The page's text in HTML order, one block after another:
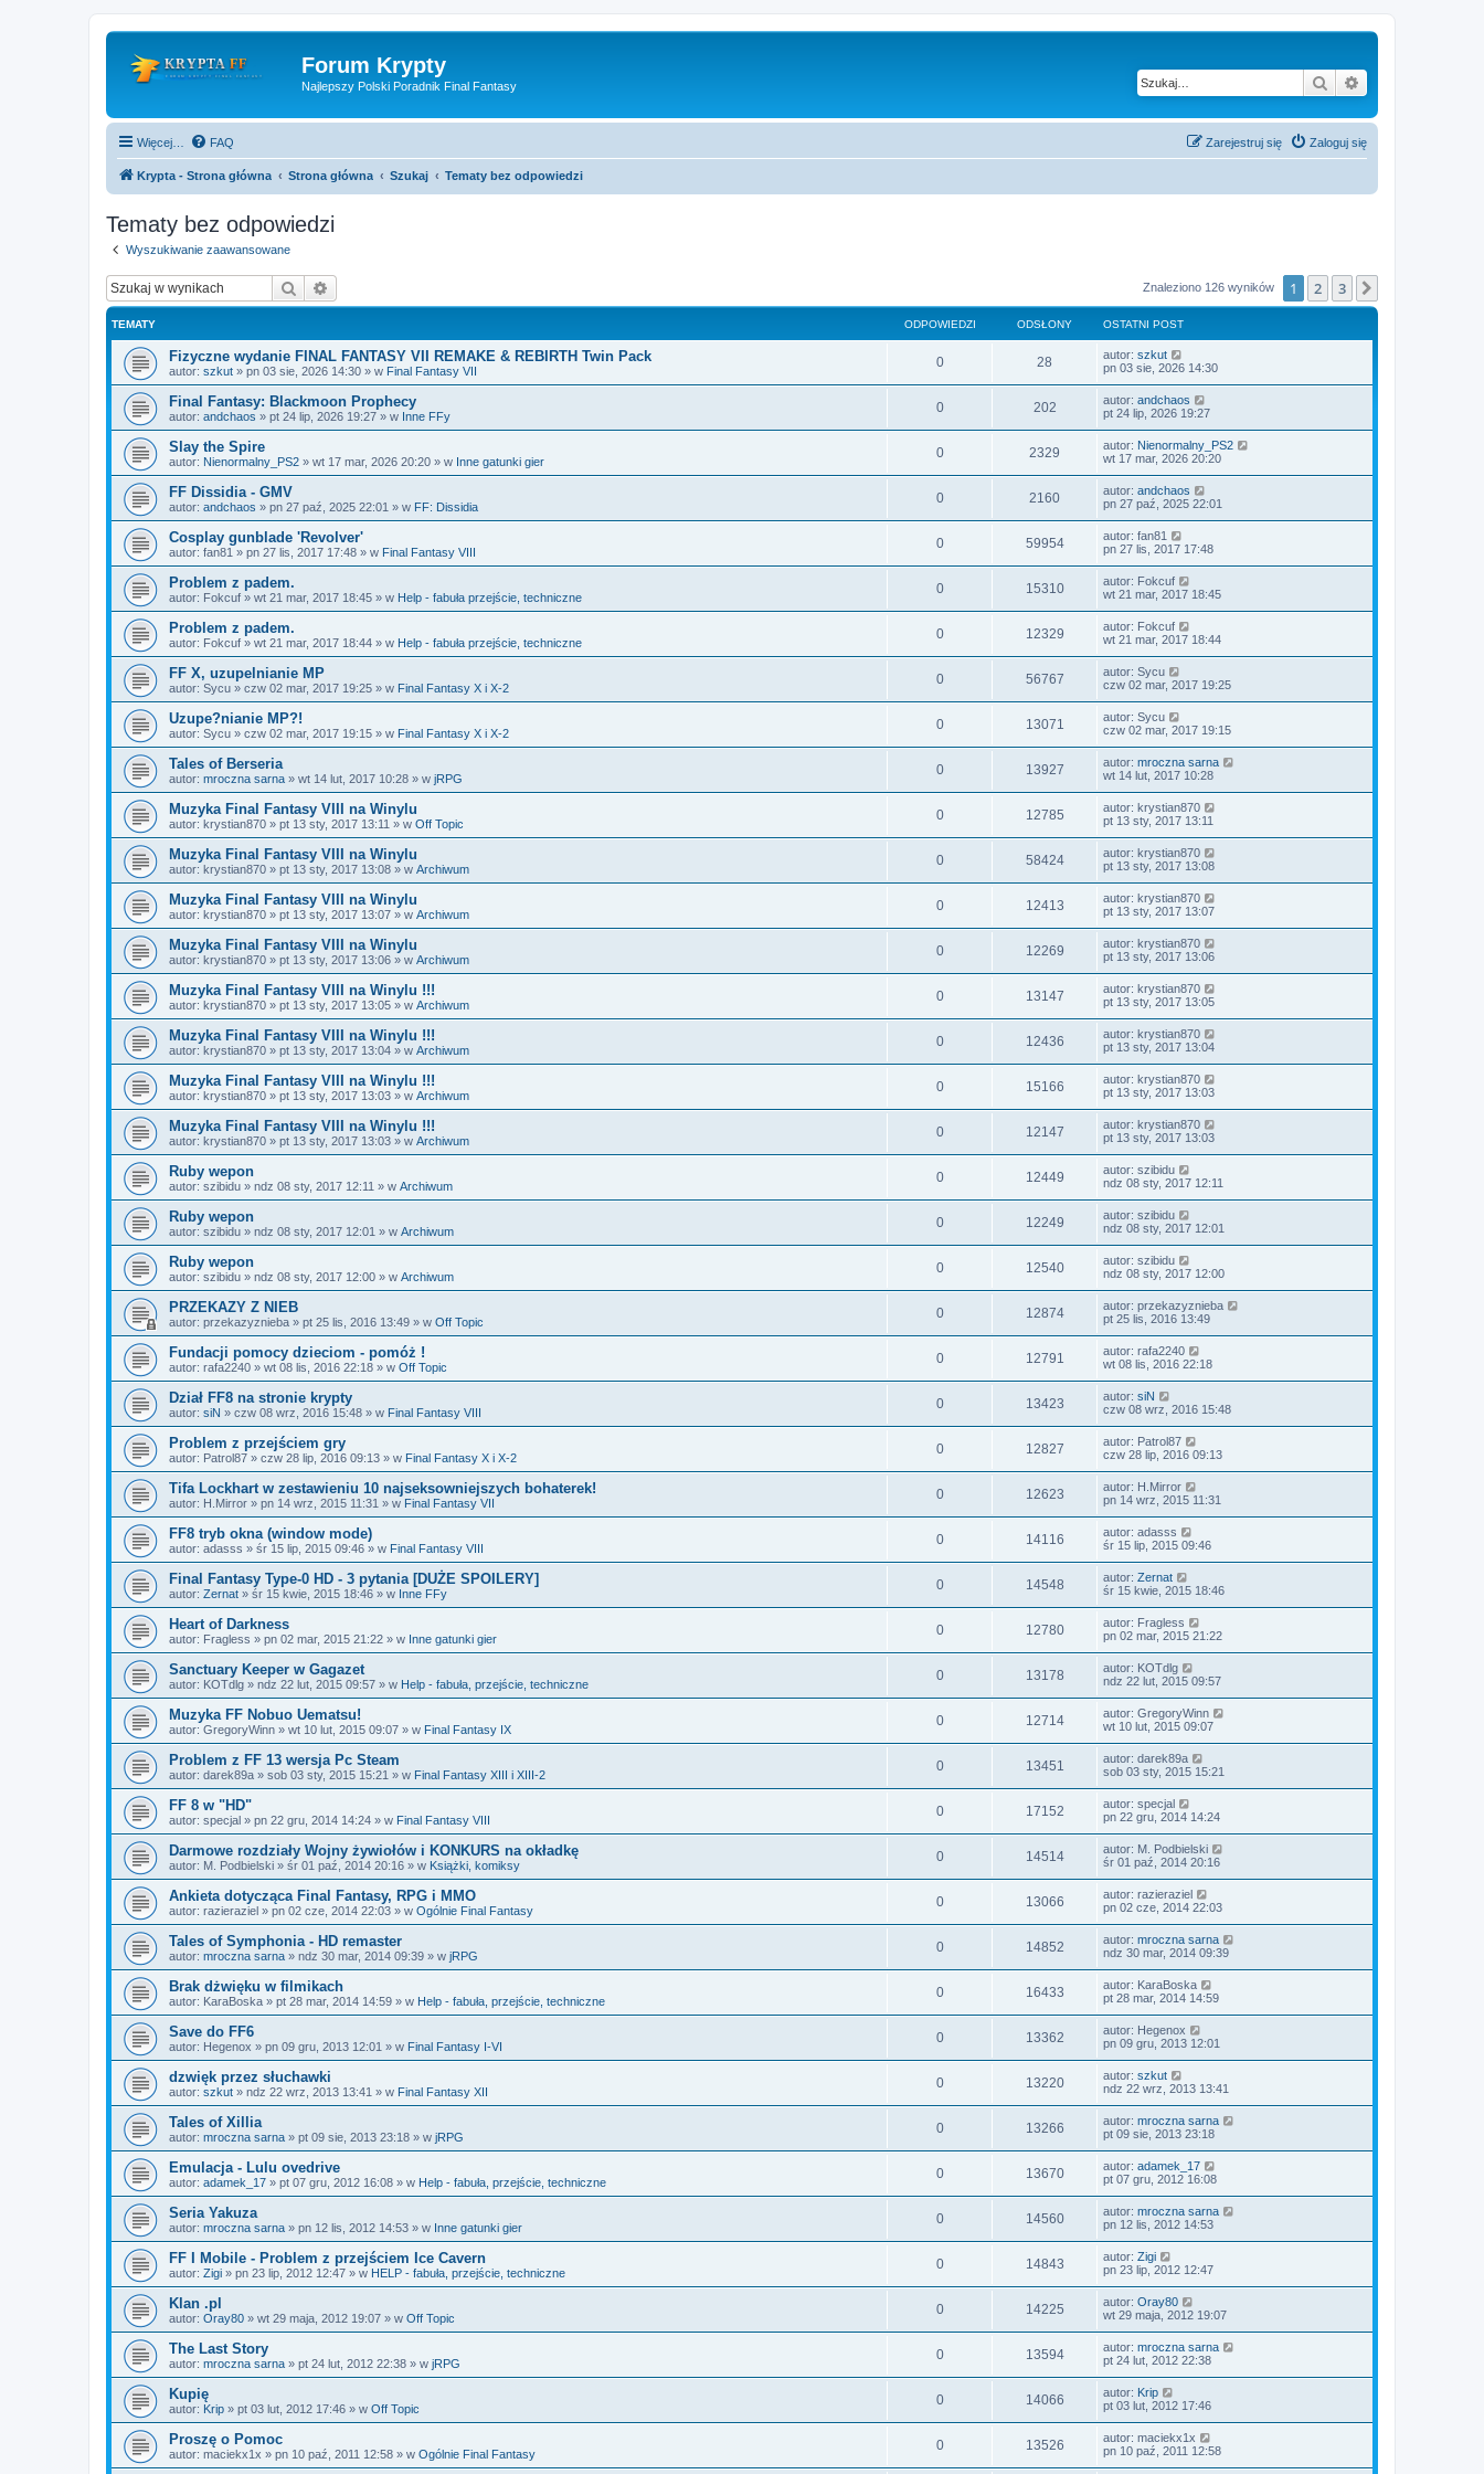
Forum Krypty
Najlepszy Polski Poradnik Final Fantasy Szukaj
Więcej… FAQ Zaloguj się
Zarejestruj się
Krypta - Strona główna Strona główna Szukaj Tematy bez odpowiedzi
Tematy bez odpowiedzi
Wyszukiwanie zaawansowane
Szukaj Znaleziono 126 wyników 1 2 3
TEMATY ODPOWIEDZI ODSŁONY OSTATNI POST
Fizyczne wydanie FINAL FANTASY VII REMAKE & REBIRTH Twin Pack
autor: szkut » pn 03 sie, 2026 14:30 » w Final Fantasy VII
0 28 autor: szkut
pn 03 sie, 2026 14:30
Final Fantasy: Blackmoon Prophecy
autor: andchaos » pt 24 lip, 2026 19:27 » w Inne FFy
0 202 autor: andchaos
pt 24 lip, 2026 19:27
Slay the Spire
autor: Nienormalny_PS2 » wt 17 mar, 2026 20:20 » w Inne gatunki gier
0 2329 autor: Nienormalny_PS2
wt 17 mar, 2026 20:20
FF Dissidia - GMV
autor: andchaos » pn 27 paź, 2025 22:01 » w FF: Dissidia
0 2160 autor: andchaos
pn 27 paź, 2025 22:01
Cosplay gunblade 'Revolver'
autor: fan81 » pn 27 lis, 2017 17:48 » w Final Fantasy VIII
0 59954 autor: fan81
pn 27 lis, 2017 17:48
Problem z padem.
autor: Fokcuf » wt 21 mar, 2017 18:45 » w Help - fabuła przejście, techniczne
0 15310 autor: Fokcuf
wt 21 mar, 2017 18:45
Problem z padem.
autor: Fokcuf » wt 21 mar, 2017 18:44 » w Help - fabuła przejście, techniczne
0 12329 autor: Fokcuf
wt 21 mar, 2017 18:44
FF X, uzupelnianie MP
autor: Sycu » czw 02 mar, 2017 19:25 » w Final Fantasy X i X-2
0 56767 autor: Sycu
czw 02 mar, 2017 19:25
Uzupe?nianie MP?!
autor: Sycu » czw 02 mar, 2017 19:15 » w Final Fantasy X i X-2
0 13071 autor: Sycu
czw 02 mar, 2017 19:15
Tales of Berseria
autor: mroczna sarna » wt 14 lut, 2017 10:28 » w jRPG
0 13927 autor: mroczna sarna
wt 14 lut, 2017 10:28
Muzyka Final Fantasy VIII na Winylu
autor: krystian870 » pt 13 sty, 2017 13:11 » w Off Topic
0 12785 autor: krystian870
pt 13 sty, 2017 13:11
Muzyka Final Fantasy VIII na Winylu
autor: krystian870 » pt 13 sty, 2017 13:08 » w Archiwum
0 58424 autor: krystian870
pt 13 sty, 2017 13:08
Muzyka Final Fantasy VIII na Winylu
autor: krystian870 » pt 13 sty, 2017 13:07 » w Archiwum
0 12413 autor: krystian870
pt 13 sty, 2017 13:07
Muzyka Final Fantasy VIII na Winylu
autor: krystian870 » pt 13 sty, 2017 13:06 » w Archiwum
0 12269 autor: krystian870
pt 13 sty, 2017 13:06
Muzyka Final Fantasy VIII na Winylu !!!
autor: krystian870 » pt 13 sty, 2017 13:05 » w Archiwum
0 13147 autor: krystian870
pt 13 sty, 2017 13:05
Muzyka Final Fantasy VIII na Winylu !!!
autor: krystian870 » pt 13 sty, 2017 13:04 » w Archiwum
0 12436 autor: krystian870
pt 13 sty, 2017 13:04
Muzyka Final Fantasy VIII na Winylu !!!
autor: krystian870 » pt 13 sty, 2017 13:03 » w Archiwum
0 15166 autor: krystian870
pt 13 sty, 2017 13:03
Muzyka Final Fantasy VIII na Winylu !!!
autor: krystian870 » pt 13 sty, 2017 13:03 » w Archiwum
0 12147 autor: krystian870
pt 13 sty, 2017 13:03
Ruby wepon
autor: szibidu » ndz 08 sty, 2017 12:11 » w Archiwum
0 12449 autor: szibidu
ndz 08 sty, 2017 12:11
Ruby wepon
autor: szibidu » ndz 08 sty, 2017 12:01 » w Archiwum
0 12249 autor: szibidu
ndz 08 sty, 2017 12:01
Ruby wepon
autor: szibidu » ndz 08 sty, 2017 12:00 » w Archiwum
0 12540 autor: szibidu
ndz 08 sty, 2017 12:00
PRZEKAZY Z NIEB
autor: przekazyznieba » pt 25 lis, 2016 13:49 » w Off Topic
0 12874 autor: przekazyznieba
pt 25 lis, 2016 13:49
Fundacji pomocy dzieciom - pomóż !
autor: rafa2240 » wt 08 lis, 2016 22:18 » w Off Topic
0 12791 autor: rafa2240
wt 08 lis, 2016 22:18
Dział FF8 na stronie krypty
autor: siN » czw 08 wrz, 2016 15:48 » w Final Fantasy VIII
0 13423 autor: siN
czw 08 wrz, 2016 15:48
Problem z przejściem gry
autor: Patrol87 » czw 28 lip, 2016 09:13 » w Final Fantasy X i X-2
0 12827 autor: Patrol87
czw 28 lip, 2016 09:13
Tifa Lockhart w zestawieniu 10 najseksowniejszych bohaterek!
autor: H.Mirror » pn 14 wrz, 2015 11:31 » w Final Fantasy VII
0 12623 autor: H.Mirror
pn 14 wrz, 2015 11:31
FF8 tryb okna (window mode)
autor: adasss » śr 15 lip, 2015 09:46 » w Final Fantasy VIII
0 14116 autor: adasss
śr 15 lip, 2015 09:46
Final Fantasy Type-0 HD - 3 pytania [DUŻE SPOILERY]
autor: Zernat » śr 15 kwie, 2015 18:46 » w Inne FFy
0 14548 autor: Zernat
śr 15 kwie, 2015 18:46
Heart of Darkness
autor: Fragless » pn 02 mar, 2015 21:22 » w Inne gatunki gier
0 12780 autor: Fragless
pn 02 mar, 2015 21:22
Sanctuary Keeper w Gagazet
autor: KOTdlg » ndz 22 lut, 2015 09:57 » w Help - fabuła, przejście, techniczne
0 13178 autor: KOTdlg
ndz 22 lut, 2015 09:57
Muzyka FF Nobuo Uematsu!
autor: GregoryWinn » wt 10 lut, 2015 09:07 » w Final Fantasy IX
0 12714 autor: GregoryWinn
wt 10 lut, 2015 09:07
Problem z FF 13 wersja Pc Steam
autor: darek89a » sob 03 sty, 2015 15:21 » w Final Fantasy XIII i XIII-2
0 13451 autor: darek89a
sob 03 sty, 2015 15:21
FF 8 w "HD"
autor: specjal » pn 22 gru, 2014 14:24 » w Final Fantasy VIII
0 17152 autor: specjal
pn 22 gru, 2014 14:24
Darmowe rozdziały Wojny żywiołów i KONKURS na okładkę
autor: M. Podbielski » śr 01 paź, 2014 20:16 » w Książki, komiksy
0 14514 autor: M. Podbielski
śr 01 paź, 2014 20:16
Ankieta dotycząca Final Fantasy, RPG i MMO
autor: razieraziel » pn 02 cze, 2014 22:03 » w Ogólnie Final Fantasy
0 13066 autor: razieraziel
pn 02 cze, 2014 22:03
Tales of Symphonia - HD remaster
autor: mroczna sarna » ndz 30 mar, 2014 09:39 » w jRPG
0 14852 autor: mroczna sarna
ndz 30 mar, 2014 09:39
Brak dżwięku w filmikach
autor: KaraBoska » pt 28 mar, 2014 14:59 » w Help - fabuła, przejście, techniczne
0 16433 autor: KaraBoska
pt 28 mar, 2014 14:59
Save do FF6
autor: Hegenox » pn 09 gru, 2013 12:01 » w Final Fantasy I-VI
0 13362 autor: Hegenox
pn 09 gru, 2013 12:01
dzwięk przez słuchawki
autor: szkut » ndz 22 wrz, 2013 13:41 » w Final Fantasy XII
0 13220 autor: szkut
ndz 22 wrz, 2013 13:41
Tales of Xillia
autor: mroczna sarna » pt 09 sie, 2013 23:18 » w jRPG
0 13266 autor: mroczna sarna
pt 09 sie, 2013 23:18
Emulacja - Lulu ovedrive
autor: adamek_17 » pt 07 gru, 2012 16:08 » w Help - fabuła, przejście, techniczne
0 13670 autor: adamek_17
pt 07 gru, 2012 16:08
Seria Yakuza
autor: mroczna sarna » pn 12 lis, 2012 14:53 » w Inne gatunki gier
0 14560 autor: mroczna sarna
pn 12 lis, 2012 14:53
FF I Mobile - Problem z przejściem Ice Cavern
autor: Zigi » pn 23 lip, 2012 12:47 » w HELP - fabuła, przejście, techniczne
0 14843 autor: Zigi
pn 23 lip, 2012 12:47
Klan .pl
autor: Oray80 » wt 29 maja, 2012 19:07 » w Off Topic
0 14225 autor: Oray80
wt 29 maja, 2012 19:07
The Last Story
autor: mroczna sarna » pt 24 lut, 2012 22:38 » w jRPG
0 13594 autor: mroczna sarna
pt 24 lut, 2012 22:38
Kupię
autor: Krip » pt 03 lut, 2012 17:46 » w Off Topic
0 14066 autor: Krip
pt 03 lut, 2012 17:46
Proszę o Pomoc
autor: maciekx1x » pn 10 paź, 2011 12:58 » w Ogólnie Final Fantasy
0 13526 autor: maciekx1x
pn 10 paź, 2011 12:58